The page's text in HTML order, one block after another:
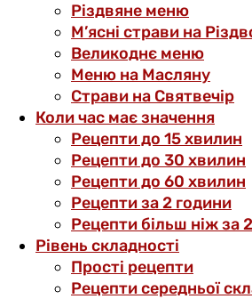
Різдвяне меню
М’ясні страви на
Великоднє меню
Меню на Масляну
Страви на Святвечір
Коли час має значення
Рецепти до 15 хвилин
Рецепти до 30 хвилин
Рецепти до 60 хвилин
Рецепти за 2 години
Рецепти більш ніж за
Рівень складності
Прості рецепти
Рецепти середньої